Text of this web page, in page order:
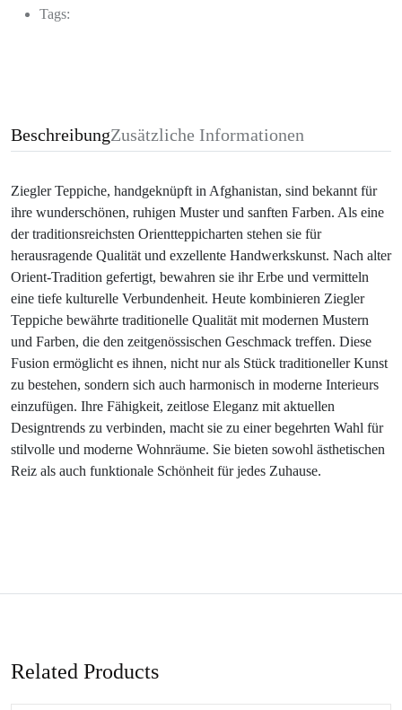
Tags:
BeschreibungZusätzliche Informationen
Ziegler Teppiche, handgeknüpft in Afghanistan, sind bekannt für
ihre wunderschönen, ruhigen Muster und sanften Farben. Als eine
der traditionsreichsten Orientteppicharten stehen sie für
herausragende Qualität und exzellente Handwerkskunst. Nach alter
Orient-Tradition gefertigt, bewahren sie ihr Erbe und vermitteln
eine tiefe kulturelle Verbundenheit. Heute kombinieren Ziegler
Teppiche bewährte traditionelle Qualität mit modernen Mustern
und Farben, die den zeitgenössischen Geschmack treffen. Diese
Fusion ermöglicht es ihnen, nicht nur als Stück traditioneller Kunst
zu bestehen, sondern sich auch harmonisch in moderne Interieurs
einzufügen. Ihre Fähigkeit, zeitlose Eleganz mit aktuellen
Designtrends zu verbinden, macht sie zu einer begehrten Wahl für
stilvolle und moderne Wohnräume. Sie bieten sowohl ästhetischen
Reiz als auch funktionale Schönheit für jedes Zuhause.
Related Products